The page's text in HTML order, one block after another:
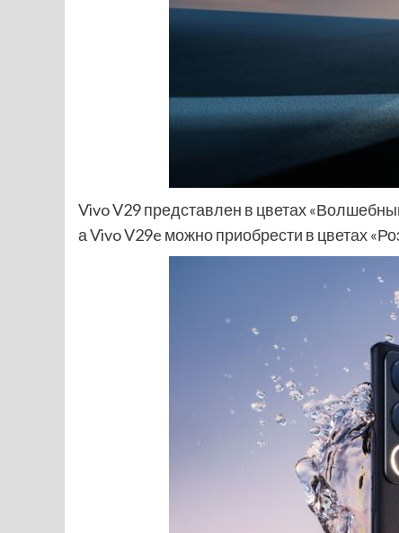
Vivo V29 представлен в цветах
а Vivo V29e можно приобрести в цветах